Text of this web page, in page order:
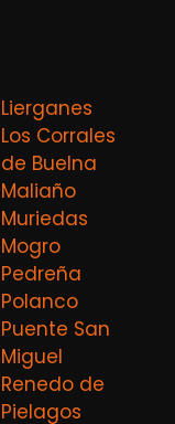
Lierganes
Los Corrales
de Buelna
Maliaño
Muriedas
Mogro
Pedreña
Polanco
Puente San
Miguel
Renedo de
Pielagos